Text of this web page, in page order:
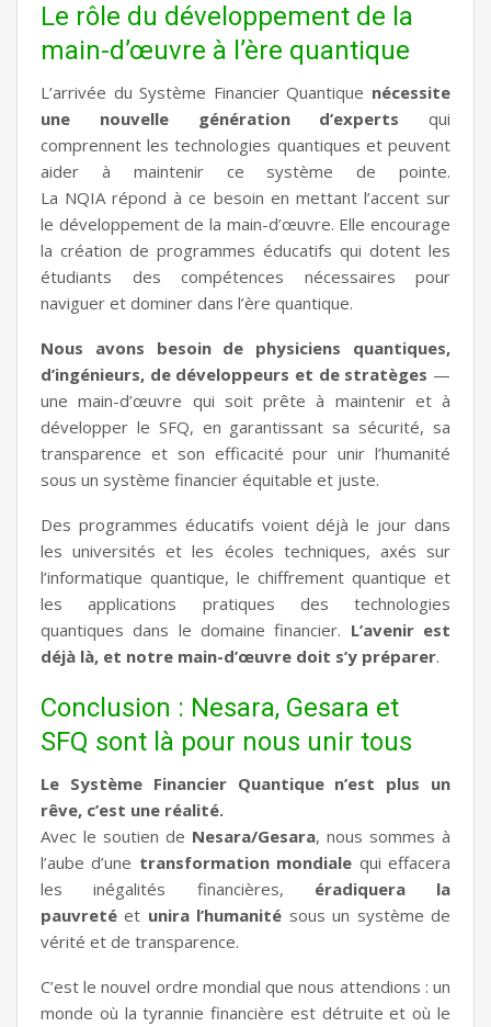
Le rôle du développement de la
main-d’œuvre à l’ère quantique
L’arrivée du Système Financier Quantique nécessite
une
nouvelle génération d’experts qui
comprennent les technologies quantiques et peuvent
aider à maintenir ce système de pointe.
La NQIA répond à ce besoin en mettant l’accent sur
le développement de la main-d’œuvre. Elle encourage
la création de programmes éducatifs qui dotent les
étudiants des compétences nécessaires pour
naviguer et dominer dans l’ère quantique.
Nous avons besoin de physiciens quantiques,
d’ingénieurs, de développeurs et de stratèges —
une main-d’œuvre qui soit prête à maintenir et à
développer le SFQ, en garantissant sa sécurité, sa
transparence et son efficacité pour unir l’humanité
sous un système financier équitable et juste.
Des programmes éducatifs voient déjà le jour dans
les universités et les écoles techniques, axés sur
l’informatique quantique, le chiffrement quantique et
les applications pratiques des technologies
quantiques dans le domaine financier. L’avenir est
déjà là, et notre main-d’œuvre doit s’y préparer.
Conclusion : Nesara, Gesara et
SFQ sont là pour nous unir tous
Le Système Financier Quantique n’est plus un
rêve, c’est une réalité.
Avec le soutien de Nesara/Gesara, nous sommes à
l’aube d’une transformation mondiale qui effacera
les inégalités financières, éradiquera la
pauvreté et unira l’humanité sous un système de
vérité et de transparence.
C’est le nouvel ordre mondial que nous attendions : un
monde où la tyrannie financière est détruite et où le